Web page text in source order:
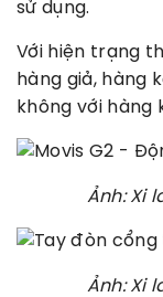
sử dụng.
Với hiện trạng
hàng giả, hàng
không với hàng
Ảnh:Xi
Ảnh:Xi